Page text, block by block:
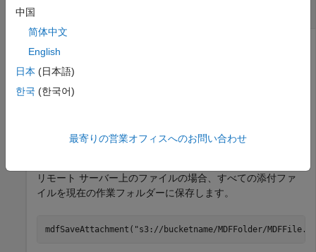
MDF ファイル
まれた添付ファイルを保存します。
ローカル ファイルの場合、埋め込まれた添付ファイルをす
mdfSaveAttachment("MDFFile.mf4")
リモート サーバー上のファイルの場合、すべての添付ファ
イルを現在の作業フォルダーに保存します。
mdfSaveAttachment( "s3://bucketname/MDFFolder/
中国
简体中文
English
日本 (日本語)
한국 (한국어)
最寄りの営業オフィスへのお問い合わせ